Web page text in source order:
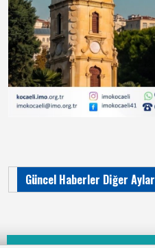
Güncel Haberler Diğer Aylar